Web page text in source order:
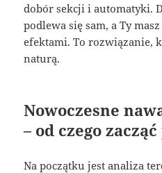
dobór sekcji i automatyki.
podlewa się sam, a Ty
efektami. To rozwiązanie,
naturą.
Nowoczesne
– od czego
Na początku jest analiza